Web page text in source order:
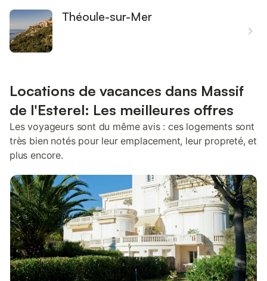
Théoule-sur-Mer
Locations de vacances dans Massif
de l'Esterel: Les meilleures offres
Les voyageurs sont du même avis : ces logements sont
très bien notés pour leur emplacement, leur propreté, et
plus encore.